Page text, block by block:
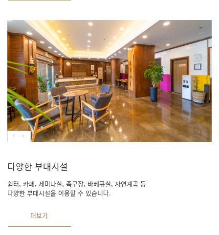
다양한 부대시설
쉼터, 카페, 세미나실, 족구장, 바베큐실, 자연계곡 등
다양한 부대시설을 이용할 수 있습니다.
더보기